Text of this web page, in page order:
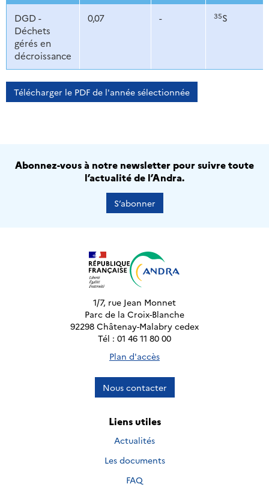
DGD -
Déchets
gérés en
décroissance
0,07 - 35S
Télécharger le PDF de l'année sélectionnée
Abonnez-vous à notre newsletter pour suivre toute
l’actualité de l’Andra.
S’abonner
1/7, rue Jean Monnet
Parc de la Croix-Blanche
92298 Châtenay-Malabry cedex
Tél : 01 46 11 80 00
Plan d'accès
Nous contacter
Liens utiles
Actualités
Les documents
FAQ